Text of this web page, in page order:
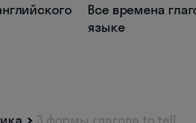
Все времена
языке